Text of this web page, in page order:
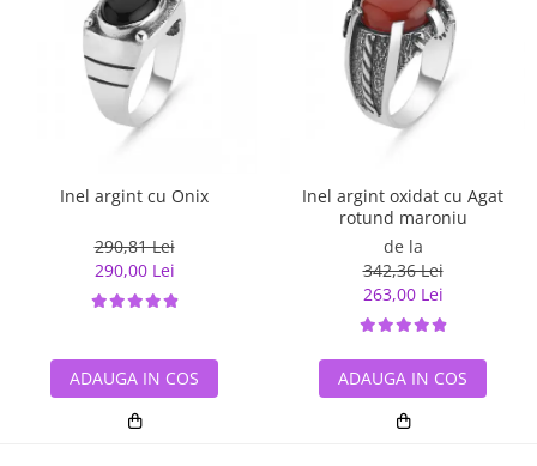
Inel argint cu Onix
290,81 Lei
290,00 Lei
ADAUGA IN COS
Inel argint oxidat cu Agat
rotund maroniu
de la
342,36 Lei
263,00 Lei
ADAUGA IN COS